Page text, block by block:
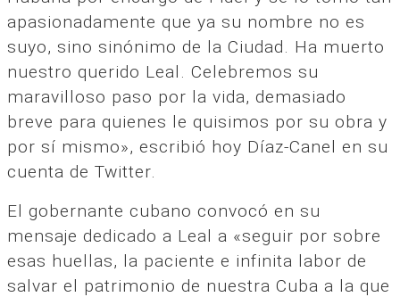
apasionadamente que ya su nombre no es
suyo, sino sinónimo de la Ciudad. Ha muerto
nuestro querido Leal. Celebremos su
maravilloso paso por la vida, demasiado
breve para quienes le quisimos por su obra y
por sí mismo», escribió hoy Díaz-Canel en su
cuenta de Twitter.
El gobernante cubano convocó en su
mensaje dedicado a Leal a «seguir por sobre
esas huellas, la paciente e infinita labor de
salvar el patrimonio de nuestra Cuba a la que